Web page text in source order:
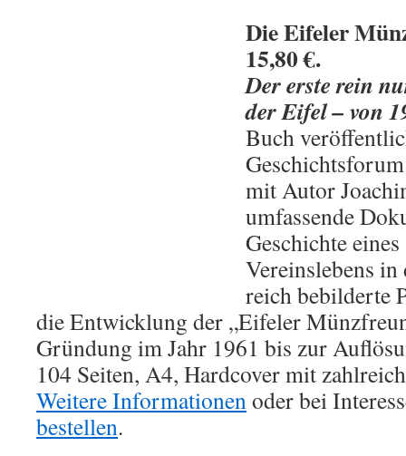
Die Eifeler
15,80 €.
Der erste rein
der Eifel – von
Buch
mit Autor
umfassende
Geschichte
Vereinslebens
reich bebilderte
die Entwicklung der „Eifeler
Gründung im Jahr 1961 bis zur
104 Seiten, A4, Hardcover mit
Weitere Informationenoder bei
bestellen.